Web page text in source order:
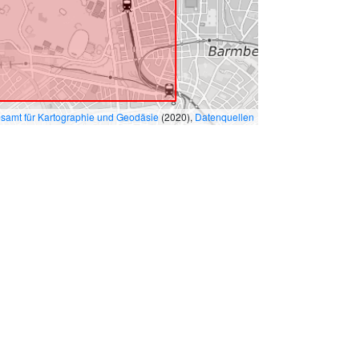
für Kartographie und Geodäsie (2020), Datenquellen